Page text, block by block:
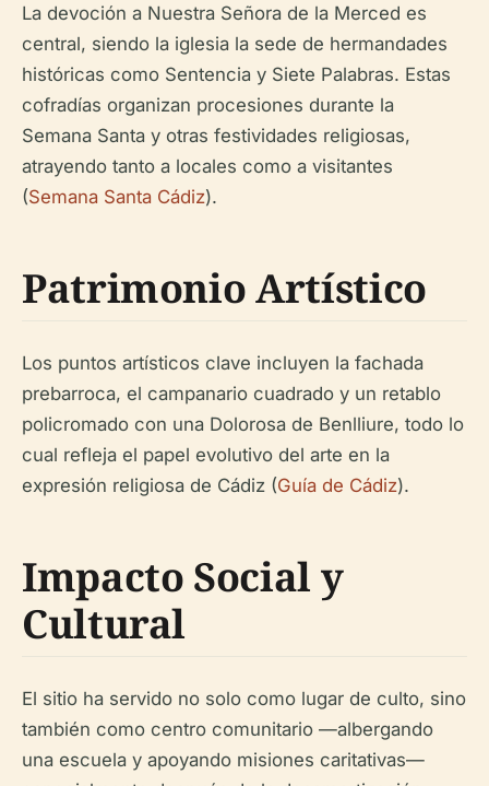
La devoción a Nuestra Señora de la Merced es
central, siendo la iglesia la sede de hermandades
históricas como Sentencia y Siete Palabras. Estas
cofradías organizan procesiones durante la
Semana Santa y otras festividades religiosas,
atrayendo tanto a locales como a visitantes
(Semana Santa Cádiz).
Patrimonio Artístico
Los puntos artísticos clave incluyen la fachada
prebarroca, el campanario cuadrado y un retablo
policromado con una Dolorosa de Benlliure, todo lo
cual refleja el papel evolutivo del arte en la
expresión religiosa de Cádiz (Guía de Cádiz).
Impacto Social y
Cultural
El sitio ha servido no solo como lugar de culto, sino
también como centro comunitario —albergando
una escuela y apoyando misiones caritativas—